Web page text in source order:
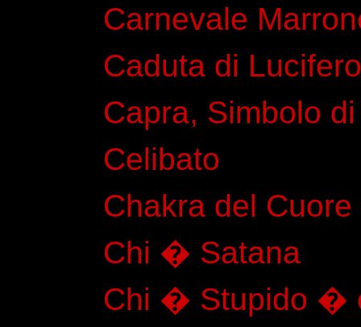
Carnevale
Caduta di Lucifero
Capra, Simbolo
Celibato
Chakra del Cuore
Chi � Satana
Chi � Stupido �